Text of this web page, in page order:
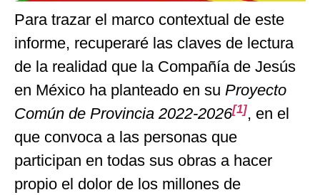
Para trazar el marco contextual de este
informe, recuperaré las claves de lectura
de la realidad que la Compañía de Jesús
en México ha planteado en su Proyecto
Común de Provincia 2022-2026[1], en el
que convoca a las personas que
participan en todas sus obras a hacer
propio el dolor de los millones de